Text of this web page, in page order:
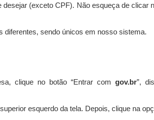
desejar (exceto CPF). Não esqueça de clicar
diferentes, sendo únicos em nosso sistema.
clique no botão “Entrar com gov.br”,
esquerdo da tela. Depois, clique na